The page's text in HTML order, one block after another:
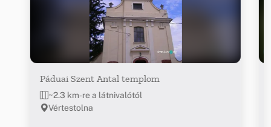
Páduai Szent Antal templom
~2.3 km-re a látnivalótól
Vértestolna